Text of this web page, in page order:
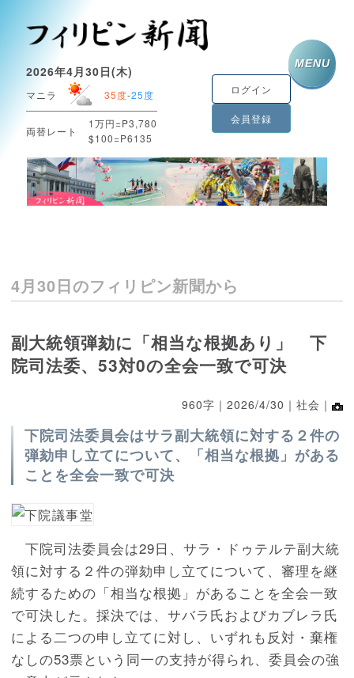
2026年4月30日(木)
マニラ 35度-25度
両替レート
1万円=P3,780
$100=P6135
ログイン
会員登録
MENU
4月30日のフィリピン新聞から
副大統領弾劾に「相当な根拠あり」 下
院司法委、53対0の全会一致で可決
960字｜ 2026/4/30 ｜社会｜
下院司法委員会はサラ副大統領に対する２件の
弾劾申し立てについて、「相当な根拠」がある
ことを全会一致で可決
下院司法委員会は29日、サラ・ドゥテルテ副大統
領に対する２件の弾劾申し立てについて、審理を継
続するための「相当な根拠」があることを全会一致
で可決した。採決では、サバラ氏およびカブレラ氏
による二つの申し立てに対し、いずれも反対・棄権
なしの53票という同一の支持が得られ、委員会の強